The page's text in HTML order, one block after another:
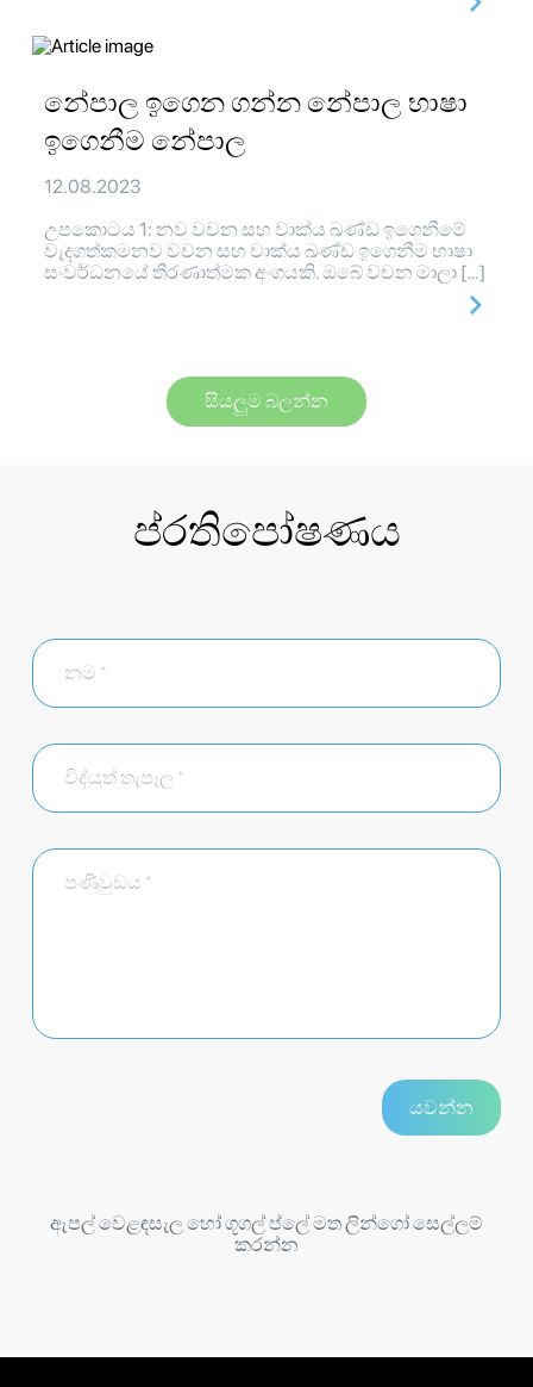
නේපාල ඉගෙන ගන්න නේපාල භාෂා
ඉගෙනීම නේපාල
12.08.2023
උපකොටය 1: නව වචන සහ වාක්ය ඛණ්ඩ ඉගෙනීමේ
වැදගත්කමනව වචන සහ වාක්ය ඛණ්ඩ ඉගෙනීම භාෂා
සංවර්ධනයේ තීරණාත්මක අංගයකි. ඔබේ වචන මාලා […]
සියලුම බලන්න
ප්රතිපෝෂණය
ඇපල් වෙළඳසැල හෝ ගූගල් ප්ලේ මත ලින්ගෝ සෙල්ලම්
කරන්න